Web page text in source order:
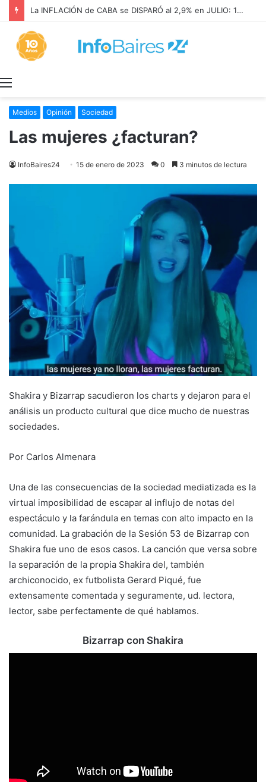
La INFLACIÓN de CABA se DISPARÓ al 2,9% en JULIO: 19,4% en 2026
Medios Opinión Sociedad
Las mujeres ¿facturan?
InfoBaires24 15 de enero de 2023 0 3 minutos de lectura
Shakira y Bizarrap sacudieron los charts y dejaron para el
análisis un producto cultural que dice mucho de nuestras
sociedades.
Por Carlos Almenara
Una de las consecuencias de la sociedad mediatizada es la
virtual imposibilidad de escapar al influjo de notas del
espectáculo y la farándula en temas con alto impacto en la
comunidad. La grabación de la Sesión 53 de Bizarrap con
Shakira fue uno de esos casos. La canción que versa sobre
la separación de la propia Shakira del, también
archiconocido, ex futbolista Gerard Piqué, fue
extensamente comentada y seguramente, ud. lectora,
lector, sabe perfectamente de qué hablamos.
Bizarrap con Shakira